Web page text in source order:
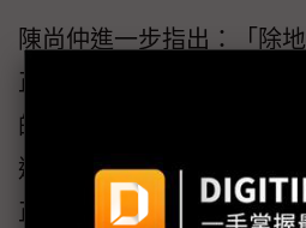
陳尚仲進一步指出：「除
正在教育關懷上更是投入
的熱情和無限的前進動力
過宏正投入甚多的『錦堂
正志工社』，從汐止的各